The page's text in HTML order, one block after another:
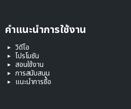
คำแนะนำการใช้งาน
วิดีโอ
โปรโมชัน
สอนใช้งาน
การสนับสนุน
แนะนำการซื้อ